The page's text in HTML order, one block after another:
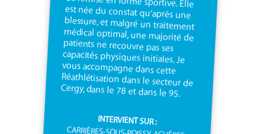
Cergy, dans le 78 et dans le 95.
INTERVIENT SUR :